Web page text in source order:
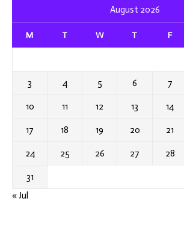
August 2026
M T W T F
3 4 5 6 7
10 11 12 13 14
17 18 19 20 21
24 25 26 27 28
31
« Jul